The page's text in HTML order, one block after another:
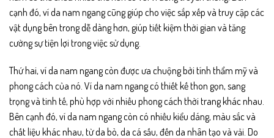
cạnh đó, ví da nam ngang cũng giúp cho việc sắp xếp và truy cập các
vật dụng bên trong dễ dàng hơn, giúp tiết kiệm thời gian và tăng
cường sự tiện lợi trong việc sử dụng.
Thứ hai, ví da nam ngang còn được ưa chuộng bởi tính thẩm mỹ và
phong cách của nó. Ví da nam ngang có thiết kế thon gọn, sang
trọng và tinh tế, phù hợp với nhiều phong cách thời trang khác nhau.
Bên cạnh đó, ví da nam ngang còn có nhiều kiểu dáng, màu sắc và
chất liệu khác nhau, từ da bò, da cá sấu, đến da nhân tạo và vải. Do